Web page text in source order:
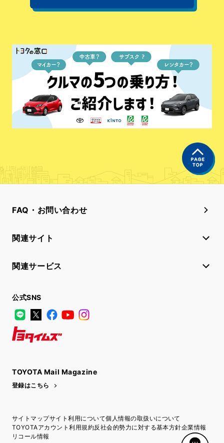
FAQ・お問い合わせ
関連サイト
関連サービス
公式SNS
LINE
X FacebookYouTube
TOYOTA Mail Magazine
登録はこちら
サイトマップサイト利用について個人情報の取扱いについて
TOYOTAアカウント利用規約反社会的勢力に対する基本方針企業情報
リコール情報